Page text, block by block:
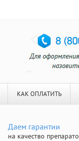
КАК ОПЛАТИТЬ
Даем гарантии
на качество